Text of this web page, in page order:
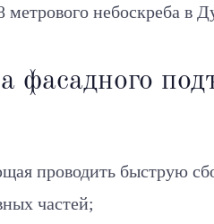
небоскреба в
фасадного
проводить быструю
частей;